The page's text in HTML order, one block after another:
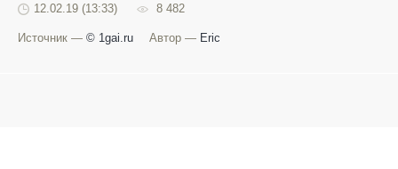
12.02.19 (13:33) 8 482
Источник — © 1gai.ru Автор — Eric